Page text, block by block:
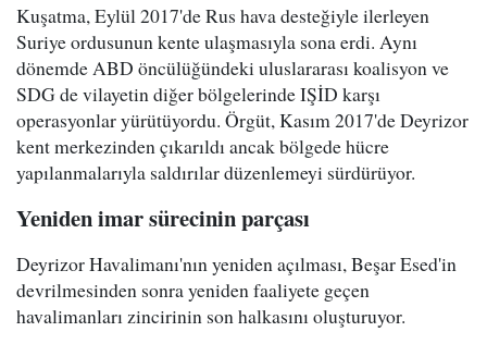
Kuşatma, Eylül 2017'de Rus hava desteğiyle ilerleyen
Suriye ordusunun kente ulaşmasıyla sona erdi. Aynı
dönemde ABD öncülüğündeki uluslararası koalisyon ve
SDG de vilayetin diğer bölgelerinde IŞİD karşı
operasyonlar yürütüyordu. Örgüt, Kasım 2017'de Deyrizor
kent merkezinden çıkarıldı ancak bölgede hücre
yapılanmalarıyla saldırılar düzenlemeyi sürdürüyor.
Yeniden imar sürecinin parçası
Deyrizor Havalimanı'nın yeniden açılması, Beşar Esed'in
devrilmesinden sonra yeniden faaliyete geçen
havalimanları zincirinin son halkasını oluşturuyor.